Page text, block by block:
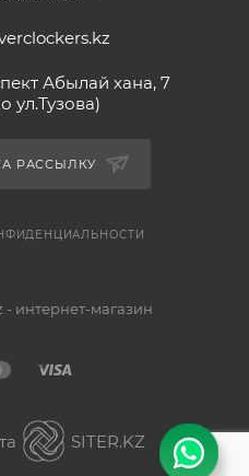
Абылай хана, 7
ул.Тузова)
РАССЫЛКУ
- интернет-магазин
SITER.KZ